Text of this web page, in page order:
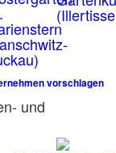
vorschlagen
und